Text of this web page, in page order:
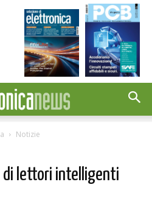
Notizie
di lettori intelligenti